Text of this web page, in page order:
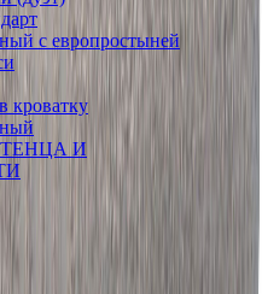
с европростыней
кроватку
И